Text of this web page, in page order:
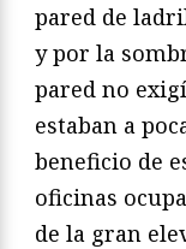
pared de
y por la
pared no
estaban a
beneficio de
oficinas
de la gran